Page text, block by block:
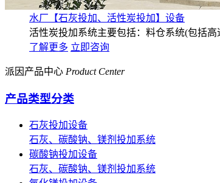
水厂【石灰投加、活性炭投加】设备
活性炭投加系统主要包括：料仓系统(包括
了解更多 立即咨询
派因产品中心 Product Center
产品类型分类
石灰投加设备
石灰、碳酸钠、镁剂投加系统
碳酸钠投加设备
石灰、碳酸钠、镁剂投加系统